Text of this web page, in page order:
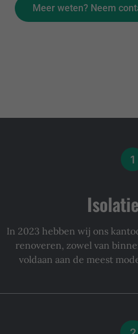
Meer weten? Neem
1
In 2023 hebben wij ons
renoveren, zowel van
voldaan aan de meest